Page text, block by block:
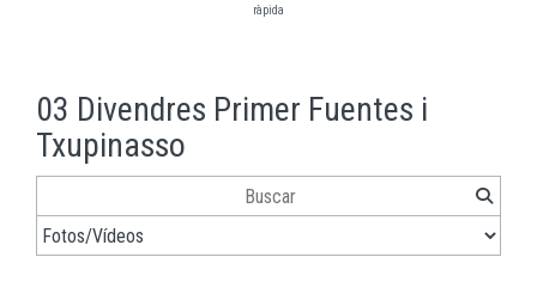
ràpida
03 Divendres Primer Fuentes i
Txupinasso